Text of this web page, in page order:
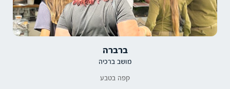
ברברה
מושב ברכיה
קפה בטבע